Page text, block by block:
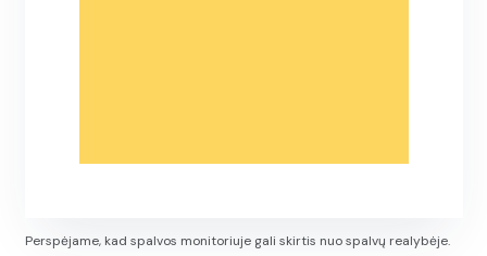
Perspėjame, kad spalvos monitoriuje gali skirtis nuo spalvų realybėje.